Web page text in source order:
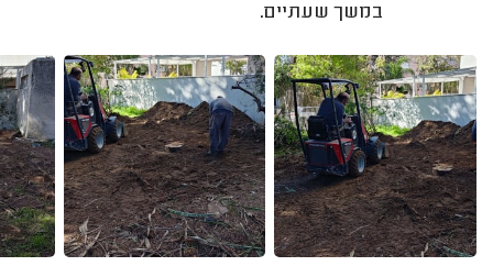
במשך שעתיים.